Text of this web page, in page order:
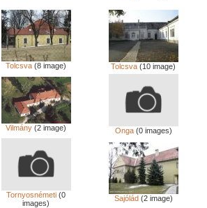
Tolcsva (8 image) Tolcsva (10 image)
Vilmány (2 image) Onga(0 images)
Tornyosnémeti (0
images)
Sajólád(2 image)